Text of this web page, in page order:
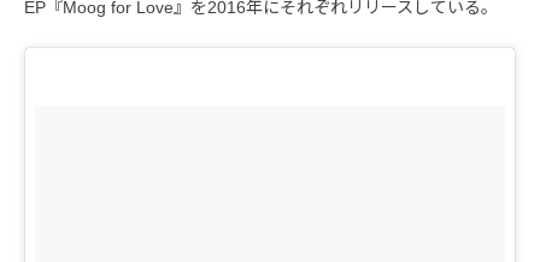
EP『Moog for Love』を2016年にそれぞれリリースしている。